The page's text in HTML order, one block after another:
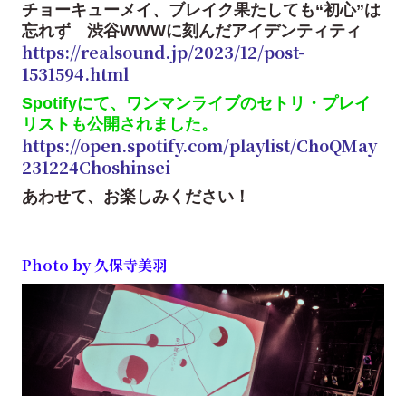
チョーキューメイ、ブレイク果たしても“初心”は
忘れず 渋谷WWWに刻んだアイデンティティ
https://realsound.jp/2023/12/post-
1531594.html
Spotifyにて、ワンマンライブのセトリ・プレイ
リストも公開されました。
https://open.spotify.com/playlist/ChoQMay
231224Choshinsei
あわせて、お楽しみください！
Photo by 久保寺美羽